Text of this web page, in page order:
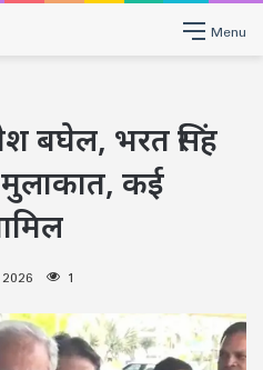
Menu
बघेल, भरत सिंह
कई
1